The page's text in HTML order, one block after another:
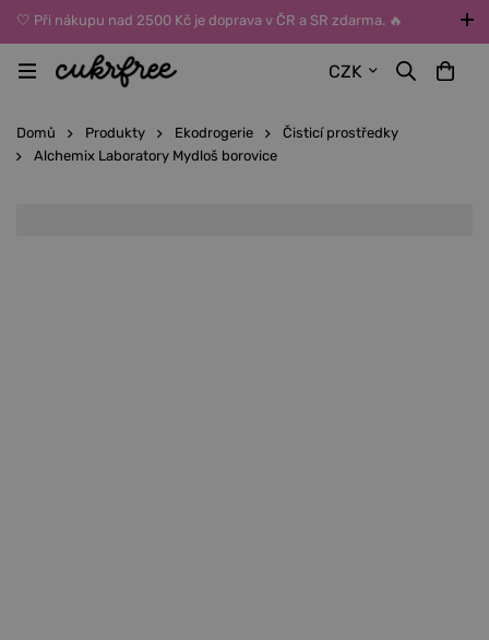
🤍 Při nákupu nad 2500 Kč je doprava v ČR a SR zdarma. 🔥
UPOZORNĚNÍ: Během léta vybírejte dopravu kurýrem nebo do Z-
BOXů umístěných uvnitř budov. Reklamace zboží způsobené
CZK
Domů Produkty Ekodrogerie
Čisticí prostředky
Alchemix Laboratory Mydloš borovice